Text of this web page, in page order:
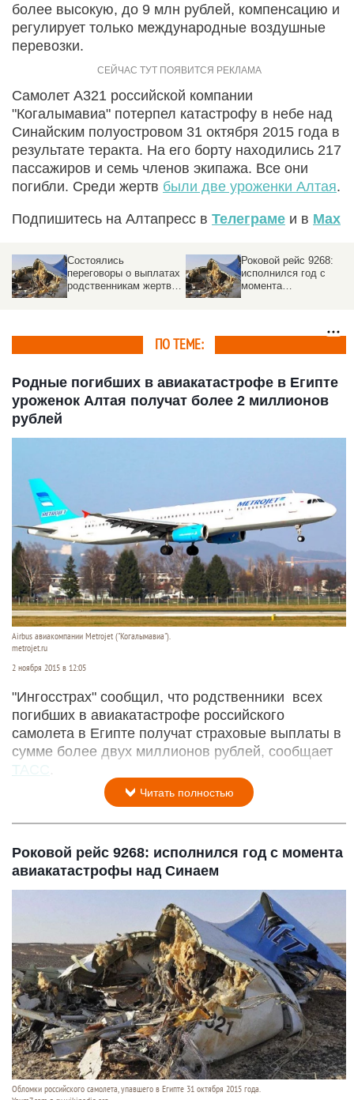
более высокую, до 9 млн рублей, компенсацию и
регулирует только международные воздушные
перевозки.
Самолет A321 российской компании
"Когалымавиа" потерпел катастрофу в небе над
Синайским полуостровом 31 октября 2015 года в
результате теракта. На его борту находились 217
пассажиров и семь членов экипажа. Все они
погибли. Среди жертв были две уроженки Алтая.
Подпишитесь на Алтапресс в Телеграме и в Max
Состоялись
переговоры о выплатах
родственникам жертв
Роковой рейс 9268:
исполнился год с
момента
ПО ТЕМЕ:
Родные погибших в авиакатастрофе в Египте
уроженок Алтая получат более 2 миллионов
рублей
Airbus авиакомпании Мetrojet ("Когалымавиа").
metrojet.ru
2 ноября 2015 в 12:05
"Ингосстрах" сообщил, что родственники всех
погибших в авиакатастрофе российского
самолета в Египте получат страховые выплаты в
сумме более двух миллионов рублей, сообщает
ТАСС
Читать полностью
Роковой рейс 9268: исполнился год с момента
авиакатастрофы над Синаем
Обломки российского самолета, упавшего в Египте 31 октября 2015 года.